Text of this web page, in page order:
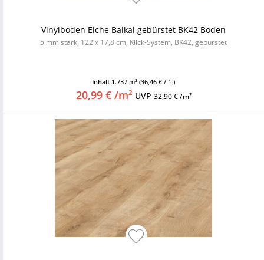
Vinylboden Eiche Baikal gebürstet BK42 Boden
5 mm stark, 122 x 17,8 cm, Klick-System, BK42, gebürstet
Inhalt 1.737 m² (36,46 € / 1 )
20,99 € /m² UVP32,90 € /m²